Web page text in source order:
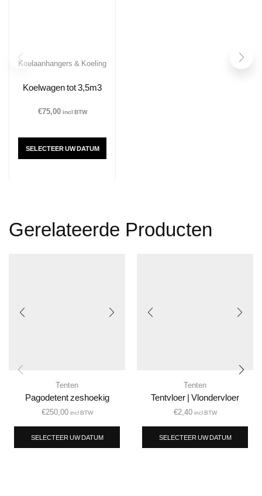
Koelaanhangers & Koeling
Koelwagen tot 3,5m3
€75,00 incl BTW
SELECTEER UW DATUM
Gerelateerde Producten
Tenten
Pagodetent zeshoekig
€250,00 incl BTW
SELECTEER UW DATUM
Tenten
Tentvloer | Vlondervloer
€2,40 incl BTW
SELECTEER UW DATUM